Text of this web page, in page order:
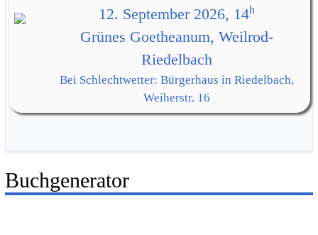
12. September 2026, 14h
Grünes Goetheanum, Weilrod-
Riedelbach
Bei Schlechtwetter: Bürgerhaus in Riedelbach,
Weiherstr. 16
Buchgenerator